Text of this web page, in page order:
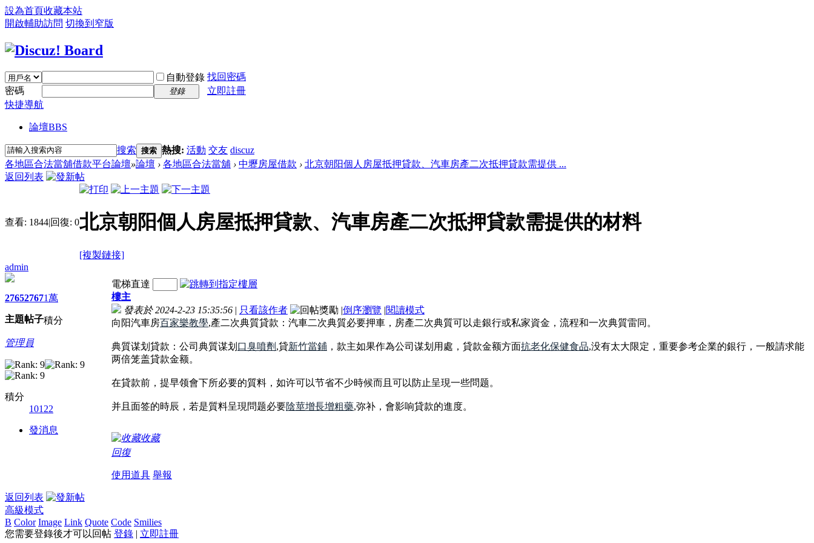
設為首頁收藏本站
開啟輔助訪問 切換到窄版
自動登錄 找回密碼
密碼
登錄
立即註冊
快捷導航
論壇BBS
搜索 搜索 熱搜: 活動 交友 discuz
各地區合法當舖借款平台論壇»論壇 › 各地區合法當舖 › 中壢房屋借款 › 北京朝阳個人房屋抵押貸款、汽車房產二次抵押貸款需提供 ...
返回列表
查看: 1844|回復: 0北京朝阳個人房屋抵押貸款、汽車房產二次抵押貸款需提供的材料
[複製鏈接]
admin
2765
主題
2767
帖子
1萬
積分
管理員
積分
10122
發消息
電梯直達
樓主
發表於 2024-2-23 15:35:56 | 只看該作者 |倒序瀏覽 |閱讀模式
向阳汽車房百家樂教學,產二次典質貸款：汽車二次典質必要押車，房產二次典質可以走銀行或私家資金，流程和一次典質雷同。
典質谋划貸款：公司典質谋划 口臭噴劑 ,貸新竹當鋪 ，款主如果作為公司谋划用處，貸款金额方面抗老化保健食品,没有太大限定，重要参考企業的銀行，一般請求能
两倍笼盖貸款金额。
在貸款前，提早领會下所必要的質料，如许可以节省不少時候而且可以防止呈現一些問题。
并且面签的時辰，若是質料呈現問题必要陰莖增長增粗藥,弥补，會影响貸款的進度。
收藏
回復
使用道具 舉報
返回列表
高級模式
B Color Image Link Quote Code Smilies
您需要登錄後才可以回帖 登錄 | 立即註冊